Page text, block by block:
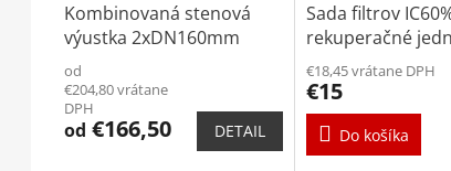
Kombinovaná stenová
výustka 2xDN160mm
od
€204,80 vrátane
DPH
od €166,50 DETAIL
Sada filtrov
rekuperačné
Renovent Excellent
300/400/450
€18,45 vrátane DPH
€15
Do košíka